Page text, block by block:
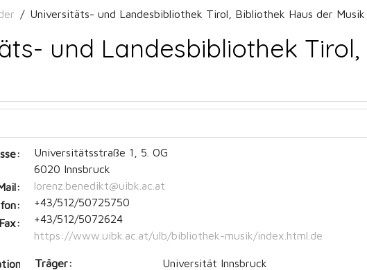
Universitäts- und Landesbibliothek Tirol, Bibliothek Haus der Musik
und Landesbibliothek
Universitätsstraße 1, 5. OG
6020 Innsbruck
lorenz.benedikt@uibk.ac.at
+43/512/50725750
+43/512/5072624
https://www.uibk.ac.at/ulb/bibliothek-musik/index.html.de
Träger:
Universität Innsbruck